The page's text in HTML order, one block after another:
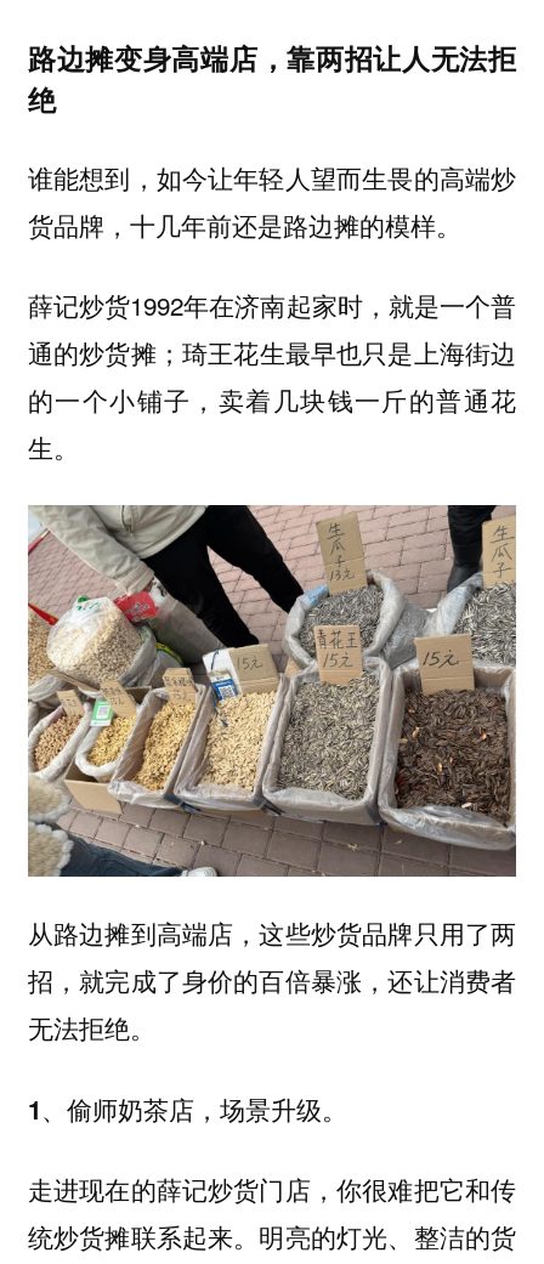
路边摊变身高端店，靠两招让人无法拒
绝
谁能想到，如今让年轻人望而生畏的高端炒
货品牌，十几年前还是路边摊的模样。
薛记炒货1992年在济南起家时，就是一个普
通的炒货摊；琦王花生最早也只是上海街边
的一个小铺子，卖着几块钱一斤的普通花
生。
从路边摊到高端店，这些炒货品牌只用了两
招，就完成了身价的百倍暴涨，还让消费者
无法拒绝。
1、偷师奶茶店，场景升级。
走进现在的薛记炒货门店，你很难把它和传
统炒货摊联系起来。明亮的灯光、整洁的货